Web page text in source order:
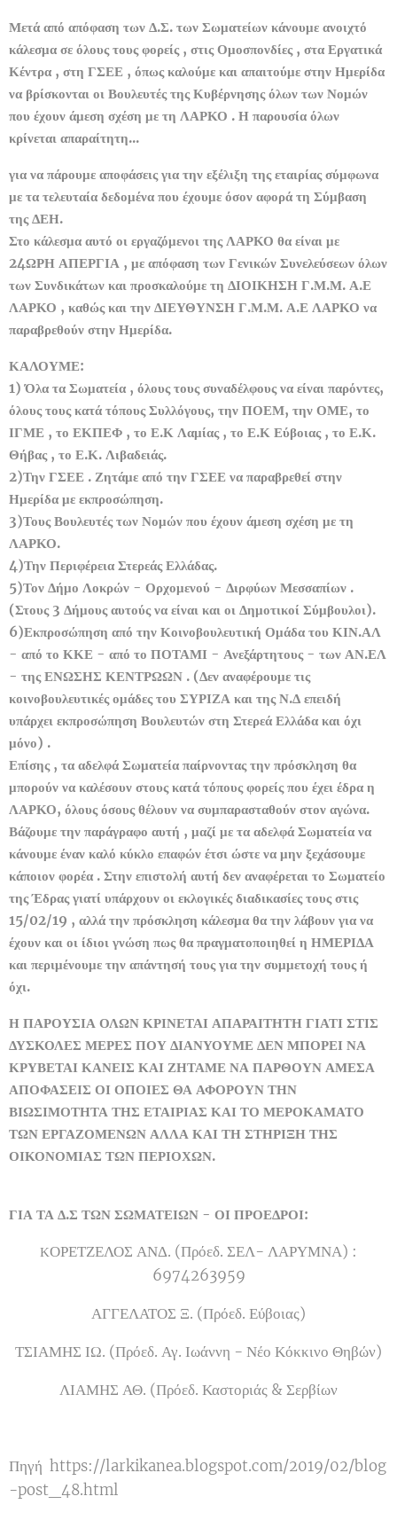
Μετά από απόφαση των Δ.Σ. των Σωματείων κάνουμε ανοιχτό
κάλεσμα σε όλους τους φορείς , στις Ομοσπονδίες , στα Εργατικά
Κέντρα , στη ΓΣΕΕ , όπως καλούμε και απαιτούμε στην Ημερίδα
να βρίσκονται οι Βουλευτές της Κυβέρνησης όλων των Νομών
που έχουν άμεση σχέση με τη ΛΑΡΚΟ . Η παρουσία όλων
κρίνεται απαραίτητη...
για να πάρουμε αποφάσεις για την εξέλιξη της εταιρίας σύμφωνα
με τα τελευταία δεδομένα που έχουμε όσον αφορά τη Σύμβαση
της ΔΕΗ.
Στο κάλεσμα αυτό οι εργαζόμενοι της ΛΑΡΚΟ θα είναι με
24ΩΡΗ ΑΠΕΡΓΙΑ , με απόφαση των Γενικών Συνελεύσεων όλων
των Συνδικάτων και προσκαλούμε τη ΔΙΟΙΚΗΣΗ Γ.Μ.Μ. Α.Ε
ΛΑΡΚΟ , καθώς και την ΔΙΕΥΘΥΝΣΗ Γ.Μ.Μ. Α.Ε ΛΑΡΚΟ να
παραβρεθούν στην Ημερίδα.
ΚΑΛΟΥΜΕ:
1) Όλα τα Σωματεία , όλους τους συναδέλφους να είναι παρόντες,
όλους τους κατά τόπους Συλλόγους, την ΠΟΕΜ, την ΟΜΕ, το
ΙΓΜΕ , το ΕΚΠΕΦ , το Ε.Κ Λαμίας , το Ε.Κ Εύβοιας , το Ε.Κ.
Θήβας , το Ε.Κ. Λιβαδειάς.
2)Την ΓΣΕΕ . Ζητάμε από την ΓΣΕΕ να παραβρεθεί στην
Ημερίδα με εκπροσώπηση.
3)Τους Βουλευτές των Νομών που έχουν άμεση σχέση με τη
ΛΑΡΚΟ.
4)Την Περιφέρεια Στερεάς Ελλάδας.
5)Τον Δήμο Λοκρών - Ορχομενού - Διρφύων Μεσσαπίων .
(Στους 3 Δήμους αυτούς να είναι και οι Δημοτικοί Σύμβουλοι).
6)Εκπροσώπηση από την Κοινοβουλευτική Ομάδα του ΚΙΝ.ΑΛ
- από το ΚΚΕ - από το ΠΟΤΑΜΙ - Ανεξάρτητους - των ΑΝ.ΕΛ
- της ΕΝΩΣΗΣ ΚΕΝΤΡΩΩΝ . (Δεν αναφέρουμε τις
κοινοβουλευτικές ομάδες του ΣΥΡΙΖΑ και της Ν.Δ επειδή
υπάρχει εκπροσώπηση Βουλευτών στη Στερεά Ελλάδα και όχι
μόνο) .
Επίσης , τα αδελφά Σωματεία παίρνοντας την πρόσκληση θα
μπορούν να καλέσουν στους κατά τόπους φορείς που έχει έδρα η
ΛΑΡΚΟ, όλους όσους θέλουν να συμπαρασταθούν στον αγώνα.
Βάζουμε την παράγραφο αυτή , μαζί με τα αδελφά Σωματεία να
κάνουμε έναν καλό κύκλο επαφών έτσι ώστε να μην ξεχάσουμε
κάποιον φορέα . Στην επιστολή αυτή δεν αναφέρεται το Σωματείο
της Έδρας γιατί υπάρχουν οι εκλογικές διαδικασίες τους στις
15/02/19 , αλλά την πρόσκληση κάλεσμα θα την λάβουν για να
έχουν και οι ίδιοι γνώση πως θα πραγματοποιηθεί η ΗΜΕΡΙΔΑ
και περιμένουμε την απάντησή τους για την συμμετοχή τους ή
όχι.
Η ΠΑΡΟΥΣΙΑ ΟΛΩΝ ΚΡΙΝΕΤΑΙ ΑΠΑΡΑΙΤΗΤΗ ΓΙΑΤΙ ΣΤΙΣ
ΔΥΣΚΟΛΕΣ ΜΕΡΕΣ ΠΟΥ ΔΙΑΝΥΟΥΜΕ ΔΕΝ ΜΠΟΡΕΙ ΝΑ
ΚΡΥΒΕΤΑΙ ΚΑΝΕΙΣ ΚΑΙ ΖΗΤΑΜΕ ΝΑ ΠΑΡΘΟΥΝ ΑΜΕΣΑ
ΑΠΟΦΑΣΕΙΣ ΟΙ ΟΠΟΙΕΣ ΘΑ ΑΦΟΡΟΥΝ ΤΗΝ
ΒΙΩΣΙΜΟΤΗΤΑ ΤΗΣ ΕΤΑΙΡΙΑΣ ΚΑΙ ΤΟ ΜΕΡΟΚΑΜΑΤΟ
ΤΩΝ ΕΡΓΑΖΟΜΕΝΩΝ ΑΛΛΑ ΚΑΙ ΤΗ ΣΤΗΡΙΞΗ ΤΗΣ
ΟΙΚΟΝΟΜΙΑΣ ΤΩΝ ΠΕΡΙΟΧΩΝ.
ΓΙΑ ΤΑ Δ.Σ ΤΩΝ ΣΩΜΑΤΕΙΩΝ - ΟΙ ΠΡΟΕΔΡΟΙ:
ΚΟΡΕΤΖΕΛΟΣ ΑΝΔ. (Πρόεδ. ΣΕΛ- ΛΑΡΥΜΝΑ) :
6974263959
ΑΓΓΕΛΑΤΟΣ Ξ. (Πρόεδ. Εύβοιας)
ΤΣΙΑΜΗΣ ΙΩ. (Πρόεδ. Αγ. Ιωάννη - Νέο Κόκκινο Θηβών)
ΛΙΑΜΗΣ ΑΘ. (Πρόεδ. Καστοριάς & Σερβίων
Πηγή https://larkikanea.blogspot.com/2019/02/blog
-post_48.html